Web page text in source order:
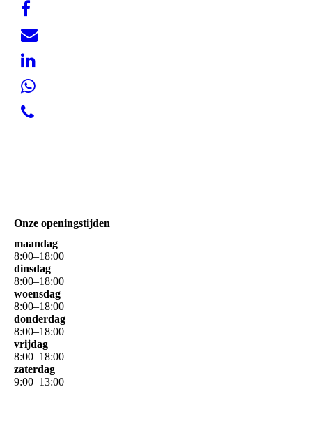
Onze openingstijden
maandag
8:00–18:00
dinsdag
8:00–18:00
woensdag
8:00–18:00
donderdag
8:00–18:00
vrijdag
8:00–18:00
zaterdag
9:00–13:00